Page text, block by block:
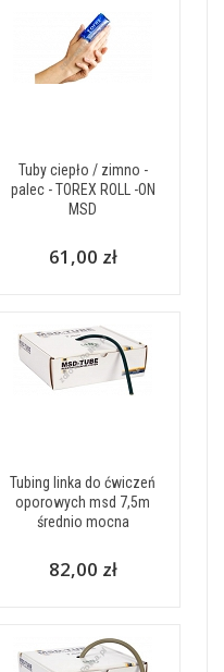
Tuby ciepło / zimno -
palec - TOREX ROLL -ON
MSD
61,00 zł
Tubing linka do ćwiczeń
oporowych msd 7,5m
średnio mocna
82,00 zł